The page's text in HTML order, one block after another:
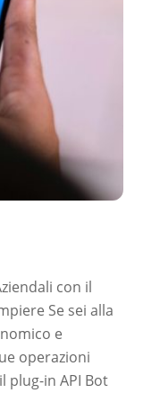
con il
Se sei alla
e
operazioni
plug-in API Bot